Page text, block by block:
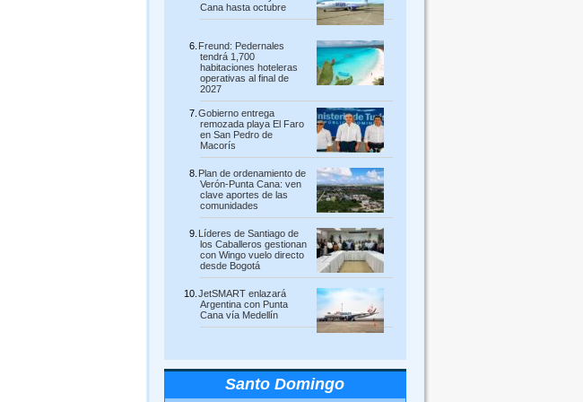
Cana hasta octubre
Freund: Pedernales
tendrá 1,700
habitaciones hoteleras
operativas al final de
2027
Gobierno entrega
remozada playa El Faro
en San Pedro de
Macorís
Plan de ordenamiento de
Verón-Punta Cana: ven
clave aportes de las
comunidades
Líderes de Santiago de
los Caballeros gestionan
con Wingo vuelo directo
desde Bogotá
JetSMART enlazará
Argentina con Punta
Cana vía Medellín
Santo Domingo